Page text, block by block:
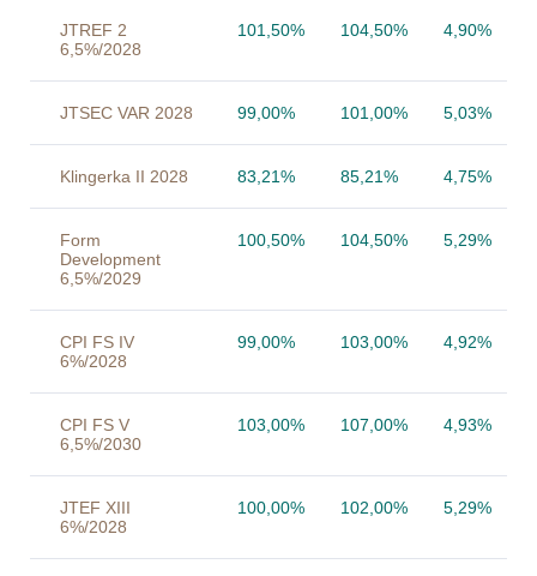
JTREF 2
6,5%/2028
101,50% 104,50% 4,90%
JTSEC VAR 2028 99,00% 101,00% 5,03%
Klingerka II 2028 83,21% 85,21% 4,75%
Form
Development
6,5%/2029
100,50% 104,50% 5,29%
CPI FS IV
6%/2028
99,00% 103,00% 4,92%
CPI FS V
6,5%/2030
103,00% 107,00% 4,93%
JTEF XIII
6%/2028
100,00% 102,00% 5,29%